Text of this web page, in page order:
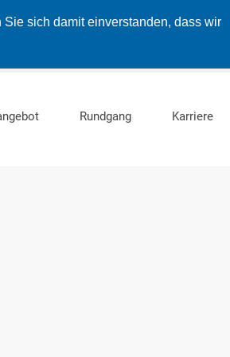
sich damit einverstanden, dass wir
Rundgang Karriere